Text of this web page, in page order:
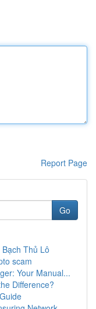
Report Page
Go
Thủ Lô
scam
Your Manual...
Difference?